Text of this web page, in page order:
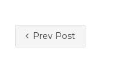
Prev Post